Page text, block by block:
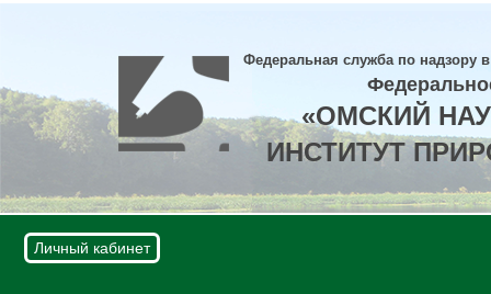
Федеральная служба по надзору
«ОМСКИЙ
ИНСТИТУТ
Личный кабинет